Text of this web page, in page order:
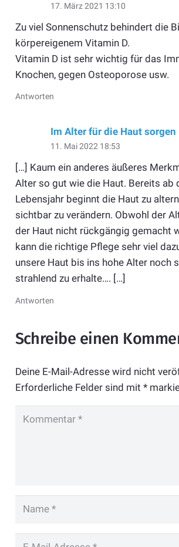
17. März 2021 13:10
Zu viel Sonnenschutz behindert die
körpereigenem Vitamin D.
Vitamin D ist sehr wichtig für das
Knochen, gegen Osteoporose usw.
Antworten
Im Alter für die Haut sorgen
11. Mai 2022 18:53
[…] Kaum ein anderes äußeres
Alter so gut wie die Haut. Bereits ab
Lebensjahr beginnt die Haut zu
sichtbar zu verändern. Obwohl der
der Haut nicht rückgängig gemacht
kann die richtige Pflege sehr viel
unsere Haut bis ins hohe Alter noch
strahlend zu erhalte…. […]
Antworten
Schreibe einen
Deine E-Mail-Adresse wird nicht
Erforderliche Felder sind mit *